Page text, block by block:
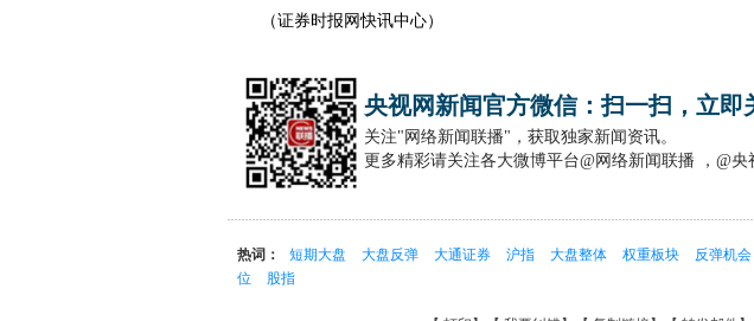
（证券时报网快讯中心）
央视网新闻官方微信：扫一扫，立即
关注"网络新闻联播"，获取独家新闻资讯。
更多精彩请关注各大微博平台@网络新闻联播 ，@央
热词： 短期大盘 大盘反弹 大通证券 沪指 大盘整体 权重板块 反弹机会
位
股指